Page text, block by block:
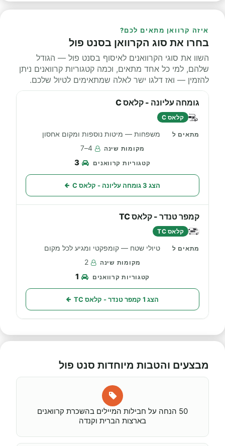
איזה קרוואן מתאים לכם?
בחרו את סוג הקרוואן בסנט פול
השוו את סוגי הקרוואנים לאיסוף בסנט פול — הגודל
שלהם, למי כל אחד מתאים, וכמה קטגוריות קרוואנים ניתן
להזמין — ואז דלגו ישר לאלה שמתאימים לטיול שלכם.
גומחה עליונה - קלאס C
קלאס C
משפחות — מיטות נוספות ומקום אחסון
4–7
3
הצג 3 גומחה עליונה - קלאס C
קמפר טנדר - קלאס TC
קלאס TC
טיולי שטח — קומפקטי ומגיע לכל מקום
2
1
הצג 1 קמפר טנדר - קלאס TC
מבצעים והטבות מיוחדות סנט פול
50 הנחה על חבילות המיילים בהשכרת קרוואנים
בארצות הברית וקנדה